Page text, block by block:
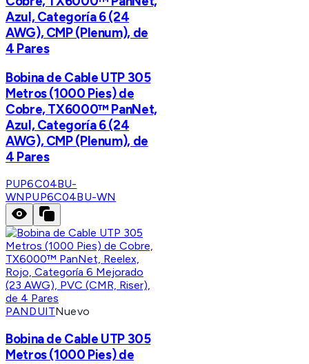
Azul, Categoría 6 (24
AWG), CMP (Plenum), de
4 Pares
Bobina de Cable UTP 305
Metros (1000 Pies) de
Cobre, TX6000™ PanNet,
Azul, Categoría 6 (24
AWG), CMP (Plenum), de
4 Pares
PUP6C04BU-
WNPUP6C04BU-WN
PANDUITNuevo
Bobina de Cable UTP 305
Metros (1000 Pies) de